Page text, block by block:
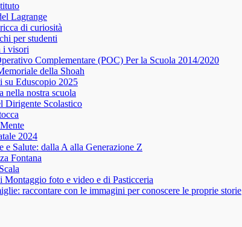
Lagrange
di curiosità
per studenti
i visori
Complementare (POC) Per la Scuola 2014/2020
della Shoah
su Eduscopio 2025
nella nostra scuola
Dirigente Scolastico
2024
e Salute: dalla A alla Generazione Z
Fontana
Montaggio foto e video e di Pasticceria
raccontare con le immagini per conoscere le proprie storie